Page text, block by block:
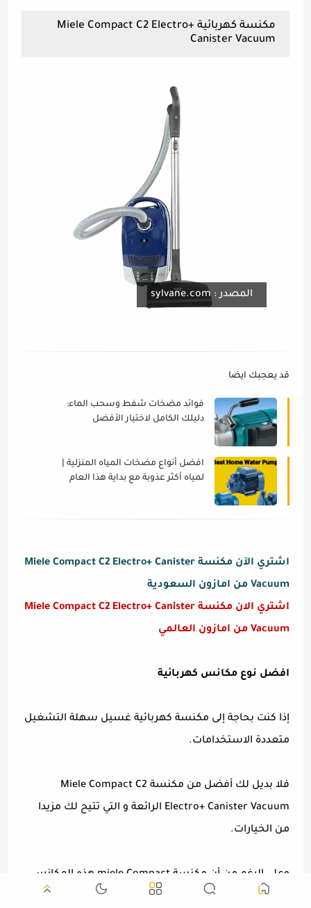
مكنسة كهربائية Miele Compact C2 Electro+
Canister Vacuum
المصدر : sylvane.com
قد يعجبك ايضا
فوائد مضخات شفط وسحب الماء:
دليلك الكامل لاختيار الأفضل
افضل أنواع مضخات المياه المنزلية |
لمياه أكثر عذوبة مع بداية هذا العام
اشتري الآن مكنسة Miele Compact C2 Electro+ Canister
Vacuum من امازون السعودية
اشتري الان مكنسة Miele Compact C2 Electro+ Canister
Vacuum من امازون العالمي
افضل نوع مكانس كهربائية
إذا كنت بحاجة إلى مكنسة كهربائية غسيل سهلة التشغيل
متعددة الاستخدامات.
فلا بديل لك أفضل من مكنسة Miele Compact C2
Electro+ Canister Vacuum الرائعة و التي تتيح لك مزيدا
من الخيارات.
وعلى الرغم من أن مكنسة miele Compact هذه المكانس
أكثر شيوعًا في أوروبا.